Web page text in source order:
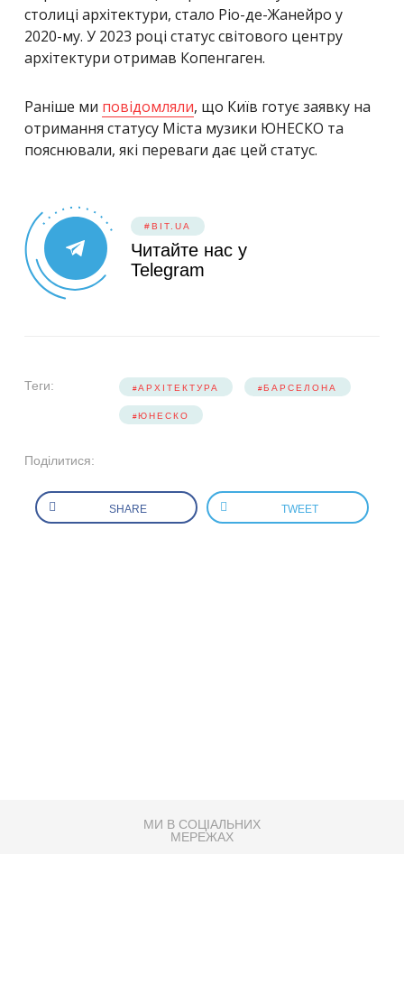
столиці архітектури, стало Ріо-де-Жанейро у
2020-му. У 2023 році статус світового центру
архітектури отримав Копенгаген.
Раніше ми повідомляли, що Київ готує заявку на
отримання статусу Міста музики ЮНЕСКО та
пояснювали, які переваги дає цей статус.
#BIT.UA
Читайте нас у
Telegram
Теги: АРХІТЕКТУРА БАРСЕЛОНА
ЮНЕСКО
Поділитися:
SHARE TWEET
МИ В СОЦІАЛЬНИХ
МЕРЕЖАХ